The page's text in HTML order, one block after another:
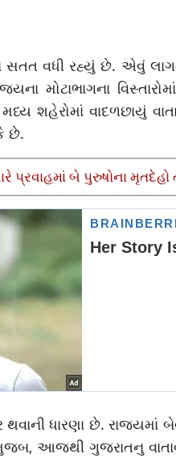
સતત વધી રહ્યું છે. એવું
મોટાભાગના
શહેરોમાં વાદળછાયું
છે.
પ્રવાહમાં બે પુરુષોના
થવાની ધારણા છે.
આજથી ગુજરાતનુ